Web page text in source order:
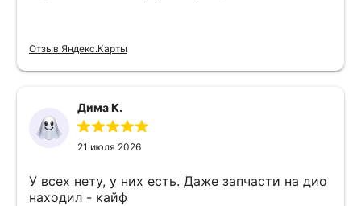
Отзыв Яндекс.Карты
Дима К.
21 июля 2026
У всех нету, у них есть. Даже запчасти на дио
находил - кайф